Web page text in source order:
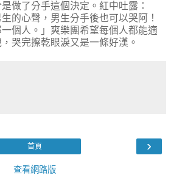
做了分手這個決定。紅中吐露：
的心聲，男生分手後也可以哭阿！
個人。」爽樂團希望每個人都能適
哭完擦乾眼淚又是一條好漢。
›
首頁
查看網路版